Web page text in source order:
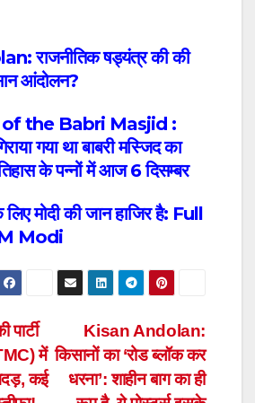
राजनीतिक षड्यंत्र की की
आंदोलन?
the Babri Masjid :
गया था बाबरी मस्जिद का
के पन्नों में आज 6 दिसम्बर
मोदी की जान हाजिर है: Full
Modi
Kisan Andolan:
किसानों का ‘रोड ब्लॉक कर
धरना’: शाहीन बाग का ही
पार्टी
में
कई